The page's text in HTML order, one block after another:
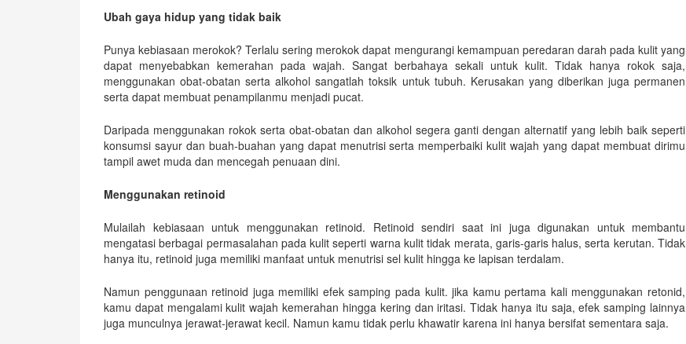
Ubah gaya hidup yang tidak baik
Punya kebiasaan merokok? Terlalu sering merokok dapat mengurangi kemampuan peredaran darah pada kulit yang
dapat menyebabkan kemerahan pada wajah. Sangat berbahaya sekali untuk kulit. Tidak hanya rokok saja,
menggunakan obat-obatan serta alkohol sangatlah toksik untuk tubuh. Kerusakan yang diberikan juga permanen
serta dapat membuat penampilanmu menjadi pucat.
Daripada menggunakan rokok serta obat-obatan dan alkohol segera ganti dengan alternatif yang lebih baik seperti
konsumsi sayur dan buah-buahan yang dapat menutrisi serta memperbaiki kulit wajah yang dapat membuat dirimu
tampil awet muda dan mencegah penuaan dini.
Menggunakan retinoid
Mulailah kebiasaan untuk menggunakan retinoid. Retinoid sendiri saat ini juga digunakan untuk membantu
mengatasi berbagai permasalahan pada kulit seperti warna kulit tidak merata, garis-garis halus, serta kerutan. Tidak
hanya itu, retinoid juga memiliki manfaat untuk menutrisi sel kulit hingga ke lapisan terdalam.
Namun penggunaan retinoid juga memiliki efek samping pada kulit. jika kamu pertama kali menggunakan retonid,
kamu dapat mengalami kulit wajah kemerahan hingga kering dan iritasi. Tidak hanya itu saja, efek samping lainnya
juga munculnya jerawat-jerawat kecil. Namun kamu tidak perlu khawatir karena ini hanya bersifat sementara saja.